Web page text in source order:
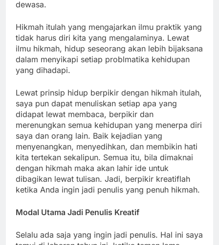
dewasa.
Hikmah itulah yang mengajarkan ilmu praktik yang
tidak harus diri kita yang mengalaminya. Lewat
ilmu hikmah, hidup seseorang akan lebih bijaksana
dalam menyikapi setiap problmatika kehidupan
yang dihadapi.
Lewat prinsip hidup berpikir dengan hikmah itulah,
saya pun dapat menuliskan setiap apa yang
didapat lewat membaca, berpikir dan
merenungkan semua kehidupan yang menerpa diri
saya dan orang lain. Baik kejadian yang
menyenangkan, menyedihkan, dan membikin hati
kita tertekan sekalipun. Semua itu, bila dimaknai
dengan hikmah maka akan lahir ide untuk
dibagikan lewat tulisan. Jadi, berpikir kreatiflah
ketika Anda ingin jadi penulis yang penuh hikmah.
Modal Utama Jadi Penulis Kreatif
Selalu ada saja yang ingin jadi penulis. Hal ini saya